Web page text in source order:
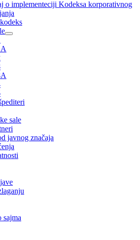
o implementeciji Kodeksa korporativnog
sale
javnog značaja
sajma